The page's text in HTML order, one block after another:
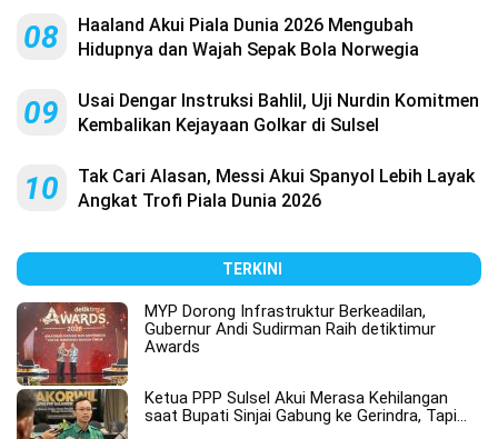
08
Haaland Akui Piala Dunia 2026 Mengubah
Hidupnya dan Wajah Sepak Bola Norwegia
09
Usai Dengar Instruksi Bahlil, Uji Nurdin Komitmen
Kembalikan Kejayaan Golkar di Sulsel
10
Tak Cari Alasan, Messi Akui Spanyol Lebih Layak
Angkat Trofi Piala Dunia 2026
TERKINI
MYP Dorong Infrastruktur Berkeadilan,
Gubernur Andi Sudirman Raih detiktimur
Awards
Ketua PPP Sulsel Akui Merasa Kehilangan
saat Bupati Sinjai Gabung ke Gerindra, Tapi…